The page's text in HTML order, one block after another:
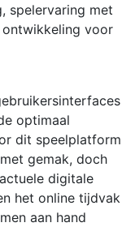
spelervaring met
voor
optimaal
dit speelplatform
gemak, doch
digitale
het online tijdvak
aan hand